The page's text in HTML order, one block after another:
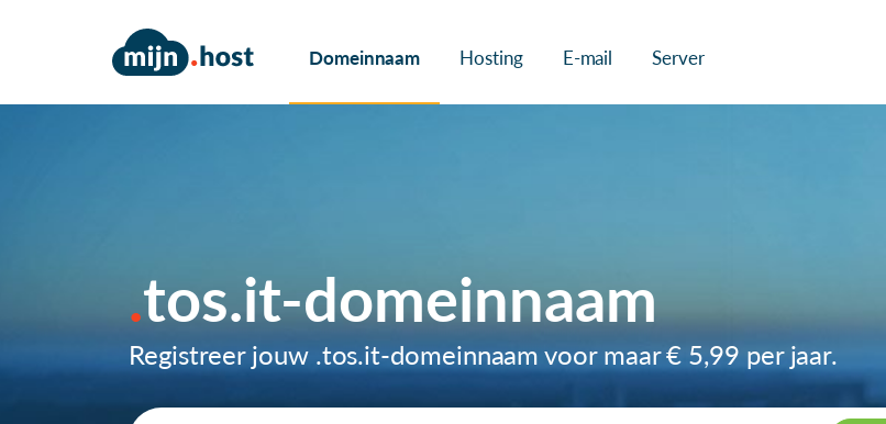
Domeinnaam Hosting E-mail Server
tos.it-domeinnaam
Registreer jouw .tos.it-domeinnaam voor maar€ 5,99 per jaar.